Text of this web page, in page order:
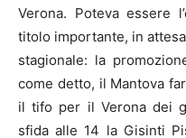
Verona. Poteva essere
titolo importante, in
stagionale: la
come detto, il Mantova
il tifo per il Verona dei
sfida alle 14 la Gisinti